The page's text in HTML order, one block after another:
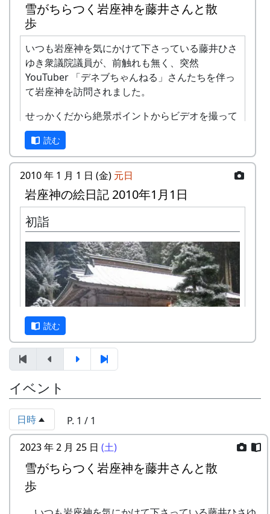
残念ながら、公共交通機関で岩座神に来るのは、
とっても大変です。最寄りの鉄道の駅 ( JR 西脇市
駅 ) から車で 1時間弱、最寄りのバス停から徒歩
で1時間強かかります。
カーナビを使って車でおいで下さい。カーナビ
アプリで十分です。以下の住所またはキーワード
で目的地を設定したら、間違いなく、岩座神まで
案内してくれます。
住所 : 兵庫県 多可郡多可町 加美区岩座神
キーワード : 岩座神、岩座神公会堂、クライ
ンガルテン岩座神、等々
注意点
冬季、降雪時には、冬用タイヤまたはチェーンが
必要になることがあります。かならず ライブカメ
ラ で、岩座神の様子をご確認ください。
カーナビが北ルート（峠越えの道）を提案する場
合があります。特に冬は、後述するように、安全
な南ルートを選んで下さい。
南ルートと北ルート
雪がちらつく岩座神を藤井さんと散
歩
いつも岩座神を気にかけて下さっている藤井ひさ
ゆき衆議院議員が、前触れも無く、突然
YouTuber 「デネブちゃんねる」さんたちを伴っ
て岩座神を訪問されました。
せっかくだから絶景ポイントからビデオを撮って
欲しいと案内していたら、雪がちらついてきまし
た。
下記のリンクから、デネブちゃんねるさんの動画
をご覧下さい。
藤井ひさゆき衆議院議員の案内で雪が舞う岩
座神の棚田へ
岩座神の棚田を守る
読む
2010 年 1 月 1 日 (金) 元日
岩座神の絵日記 2010年1月1日
初詣
明けましておめでとうございます。
岩座神の氏神である五霊神社に初詣する。写真は
さんを除いて、まだみんな来ていなかった。この
ごろ参集が少し遅いようである。
御神酒をいただいたり、お下がりの餅やするめを
読む
イベント
日時
P. 1 / 1
2023 年 2 月 25 日 (土)
雪がちらつく岩座神を藤井さんと散
歩